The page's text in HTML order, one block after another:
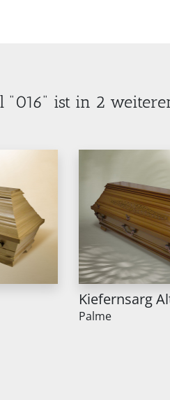
"016" ist in 2
Kiefernsarg
Palme